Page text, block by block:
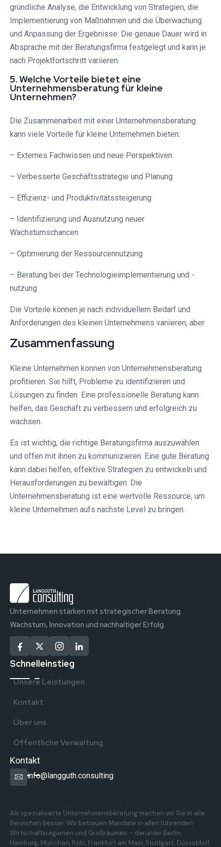
gründliche Analyse, die Entwicklung von Strategien, die
Implementierung von Maßnahmen und die Überwachung
und Anpassung der Ergebnisse. Die genaue Dauer wird in
Absprache mit der Beratungsfirma festgelegt und kann je
nach Projektfortschritt variieren.
5. Welche Vorteile bietet eine
Unternehmensberatung für kleine
Unternehmen?
Die Zusammenarbeit mit einer Unternehmensberatung
kann viele Vorteile für kleine Unternehmen bieten:
– Externes Fachwissen und neue Perspektiven
– Verbesserte Geschäftsstrategie und Planung
– Effizienz- und Produktivitätssteigerung
– Identifizierung und Ausnutzung neuer
Wachstumschancen
– Optimierung der Ressourcennutzung
– Beratung bei der Technologieimplementierung und -
nutzung
Die Vorteile können je nach individuellem Bedarf und
Anforderungen des kleinen Unternehmens variieren, aber
Zusammenfassung
Kleine Unternehmen können von Unternehmensberatung
profitieren. Sie hilft, Probleme zu identifizieren und
Lösungen zu finden. Eine professionelle Beratung kann
helfen, das Geschäft zu verbessern und erfolgreich zu
wachsen.
Es ist wichtig, die richtige Beratungsfirma auszuwählen
und offen mit ihnen zu kommunizieren. Eine gute Beratung
kann dabei helfen, effektive Strategien zu entwickeln und
Herausforderungen zu bewältigen. Die
Unternehmensberatung ist eine wertvolle Ressource, um
kleine Unternehmen aufs nächste Level zu bringen.
Unternehmen stärken mit strategischer Beratung.
Wachstum, Innovation und nachhaltiger Erfolg.
Schnelleinstieg
Unsere Leistungen
Kontakt
Über uns
Öffentliche Verwaltung
Kontakt
info@langguth.consulting
Als spezialisierte Unternehmensberatung machen wir Sie in alle
Bereichen besser. Wir betreuen Mandate in allen führenden
Wirtschaftsregionen und Großräumen – darunter Berlin,
Hamburg, München, Köln, Frankfurt am Main, Stuttgart, Düsseldorf,